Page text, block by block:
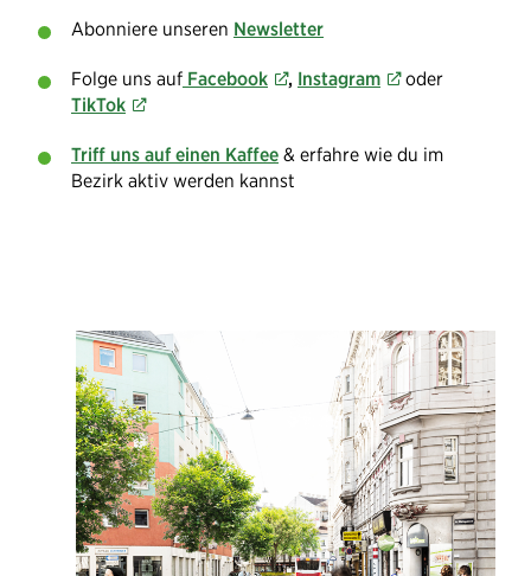
Abonniere unseren Newsletter
Folge uns auf Facebook , Instagram
oder
TikTok
Triff uns auf einen Kaffee & erfahre wie du im
Bezirk aktiv werden kannst